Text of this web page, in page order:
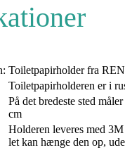
Toiletpapirholder fra
Toiletpapirholderen er i
På det bredeste sted
cm
Holderen leveres med
let kan hænge den op,